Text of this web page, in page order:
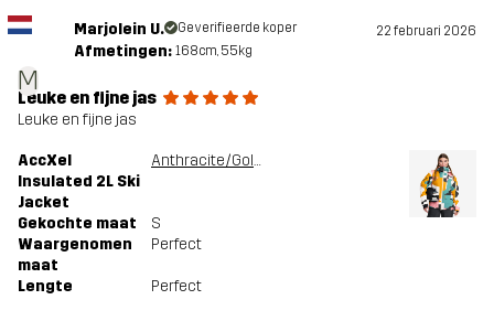
M
Marjolein U. Geverifieerde koper 22 februari 2026
Afmetingen: 168cm, 55kg
Leuke en fijne jas
Leuke en fijne jas
AccXel
Insulated 2L Ski
Jacket
Anthracite/Golden Yellow
Gekochte maat
S
Waargenomen
maat
Perfect
Lengte Perfect